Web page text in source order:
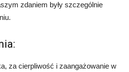
zdaniem były szczególnie
za cierpliwość i zaangażowanie w